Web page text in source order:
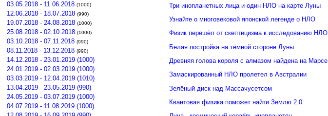
03.05.2018 - 11.06.2018 (1000)
12.06.2018 - 18.07.2018 (990)
19.07.2018 - 24.08.2018 (1000)
25.08.2018 - 02.10.2018 (1000)
03.10.2018 - 07.11.2018 (990)
08.11.2018 - 13.12.2018 (990)
14.12.2018 - 23.01.2019 (1000)
24.01.2019 - 02.03.2019 (1000)
03.03.2019 - 12.04.2019 (1010)
13.04.2019 - 23.05.2019 (990)
24.05.2019 - 03.07.2019 (1000)
04.07.2019 - 11.08.2019 (1000)
Три инопланетных лица и один НЛО на карте Луны
Узнайте о многовековой японской легенде о НЛО
Физик перешёл от скептицизма к исследованию НЛО
Белая постройка на тёмной стороне Луны
Древняя голова короля с алмазом найдена на Марсе
Замаскированный НЛО пролетел в Австралии
Зелёный диск над Массачусетсом
Квантовая физика поможет найти Землю 2.0